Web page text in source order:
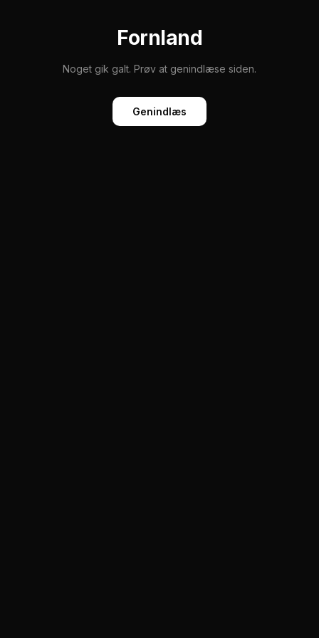
Fornland
Noget gik galt. Prøv at genindlæse siden.
Genindlæs